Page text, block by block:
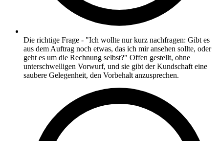
Die richtige Frage - "Ich wollte nur kurz nachfragen: Gibt es
aus dem Auftrag noch etwas, das ich mir ansehen sollte, oder
geht es um die Rechnung selbst?" Offen gestellt, ohne
unterschwelligen Vorwurf, und sie gibt der Kundschaft eine
saubere Gelegenheit, den Vorbehalt anzusprechen.